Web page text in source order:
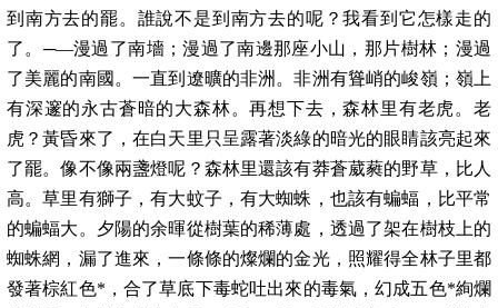
到南方去的罷。誰說不是到南方去的呢？我看到它怎樣走的
了。─—漫過了南墻；漫過了南邊那座小山，那片樹林；漫過
了美麗的南國。一直到遼曠的非洲。非洲有聳峭的峻嶺；嶺上
有深邃的永古蒼暗的大森林。再想下去，森林里有老虎。老
虎？黃昏來了，在白天里只呈露著淡綠的暗光的眼睛該亮起來
了罷。像不像兩盞燈呢？森林里還該有莽蒼葳蕤的野草，比人
高。草里有獅子，有大蚊子，有大蜘蛛，也該有蝙蝠，比平常
的蝙蝠大。夕陽的余暉從樹葉的稀薄處，透過了架在樹枝上的
蜘蛛網，漏了進來，一條條的燦爛的金光，照耀得全林子里都
發著棕紅色*，合了草底下毒蛇吐出來的毒氣，幻成五色*絢爛